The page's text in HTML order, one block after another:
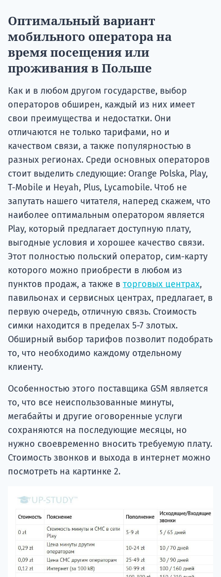
Оптимальный вариант
мобильного оператора на
время посещения или
проживания в Польше
Как и в любом другом государстве, выбор
операторов обширен, каждый из них имеет
свои преимущества и недостатки. Они
отличаются не только тарифами, но и
качеством связи, а также популярностью в
разных регионах. Среди основных операторов
стоит выделить следующие: Orange Polska, Play,
T-Mobile и Heyah, Plus, Lycamobile. Чтоб не
запутать нашего читателя, наперед скажем, что
наиболее оптимальным оператором является
Play, который предлагает доступную плату,
выгодные условия и хорошее качество связи.
Этот полностью польский оператор, сим-карту
которого можно приобрести в любом из
пунктов продаж, а также в торговых центрах,
павильонах и сервисных центрах, предлагает, в
первую очередь, отличную связь. Стоимость
симки находится в пределах 5-7 злотых.
Обширный выбор тарифов позволит подобрать
то, что необходимо каждому отдельному
клиенту.
Особенностью этого поставщика GSM является
то, что все неиспользованные минуты,
мегабайты и другие оговоренные услуги
сохраняются на последующие месяцы, но
нужно своевременно вносить требуемую плату.
Стоимость звонков и выхода в интернет можно
посмотреть на картинке 2.